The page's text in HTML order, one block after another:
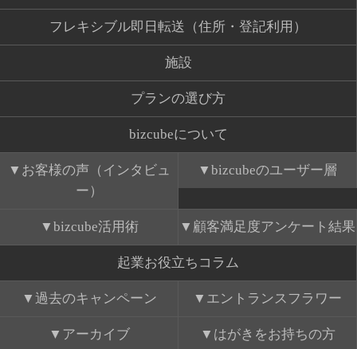
フレキシブル即日転送（住所・登記利用）
施設
プランの選び方
bizcubeについて
お客様の声（インタビュ
ー）
bizcubeのユーザー層
bizcube活用術 顧客満足度アンケート結果
起業お役立ちコラム
過去のキャンペーン エントランスフラワー
アーカイブ はがきをお持ちの方